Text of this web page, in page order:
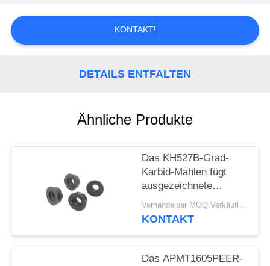
NACHRICHTEN
SITEMAP
DATENSCHUTZRICHTLINIE
KONTAKT!
DETAILS ENTFALTEN
Ähnliche Produkte
Das KH527B-Grad-
Karbid-Mahlen fügt
ausgezeichnete
Bruchfestigkeit ein
Verhandelbar MOQ:Verkäuflich
KONTAKT
Das APMT1605PEER-